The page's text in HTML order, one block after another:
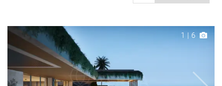
1 | 6